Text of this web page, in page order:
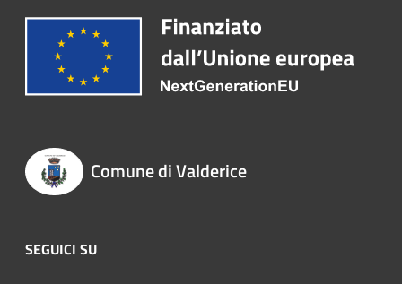
Comune di Valderice
SEGUICI SU